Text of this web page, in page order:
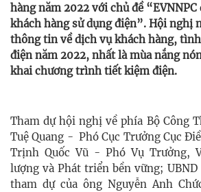
hàng năm 2022 với chủ đề
khách hàng sử dụng điện”. Hội nghị
thông tin về dịch vụ khách hàng,
điện năm 2022, nhất là mùa nắng
khai chương trình tiết kiệm điện.
Tham dự hội nghị về phía Bộ Công
Tuệ Quang - Phó Cục Trưởng Cục
Trịnh Quốc Vũ - Phó Vụ Trưởng,
lượng và Phát triển bền vững;
tham dự của ông Nguyễn Anh